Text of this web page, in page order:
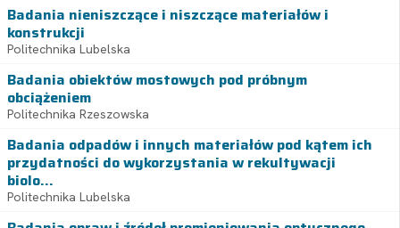
Badania nieniszczące i niszczące materiałów i
konstrukcji
Politechnika Lubelska
Badania obiektów mostowych pod próbnym
obciążeniem
Politechnika Rzeszowska
Badania odpadów i innych materiałów pod kątem ich
przydatności do wykorzystania w rekultywacji
biolo...
Politechnika Lubelska